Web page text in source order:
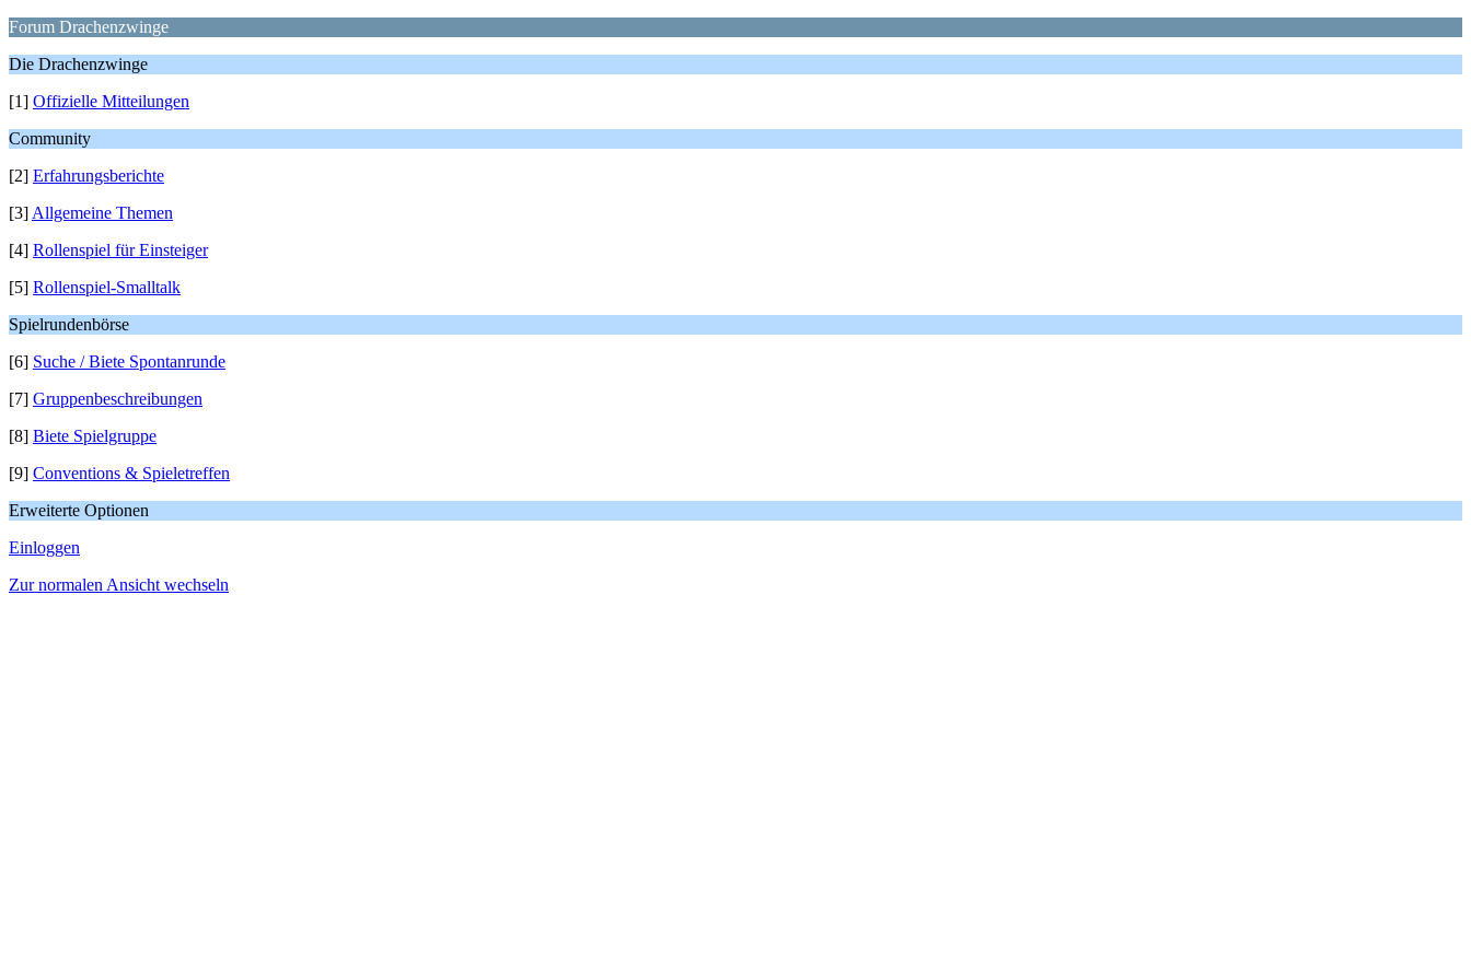
Forum Drachenzwinge
Die Drachenzwinge
[1] Offizielle Mitteilungen
Community
[2] Erfahrungsberichte
[3] Allgemeine Themen
[4] Rollenspiel für Einsteiger
[5] Rollenspiel-Smalltalk
Spielrundenbörse
[6] Suche / Biete Spontanrunde
[7] Gruppenbeschreibungen
[8] Biete Spielgruppe
[9] Conventions & Spieletreffen
Erweiterte Optionen
Einloggen
Zur normalen Ansicht wechseln